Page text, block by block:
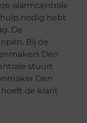
alarmcentrale
nodig hebt
De
Bij de
Den
stuurt
Den
hoeft de klant